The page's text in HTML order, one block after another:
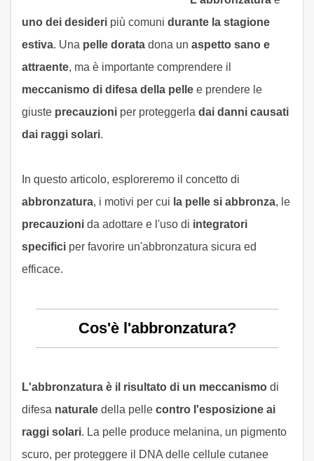
uno dei desideri più comuni durante la stagione
estiva. Una pelle dorata dona un aspetto sano e
attraente, ma è importante comprendere il
meccanismo di difesa della pelle e prendere le
giuste precauzioni per proteggerla dai danni causati
dai raggi solari.
In questo articolo, esploreremo il concetto di
abbronzatura, i motivi per cui la pelle si abbronza, le
precauzioni da adottare e l'uso di integratori
specifici per favorire un'abbronzatura sicura ed
efficace.
Cos'è l'abbronzatura?
L'abbronzatura è il risultato di un meccanismo di
difesa naturale della pelle contro l'esposizione ai
raggi solari. La pelle produce melanina, un pigmento
scuro, per proteggere il DNA delle cellule cutanee